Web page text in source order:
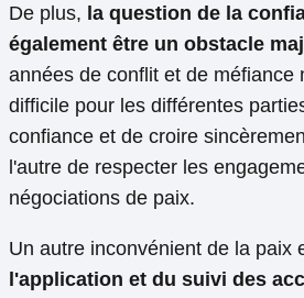
De plus, la question de la
également être un obstacle
années de conflit et de méfiance
difficile pour les différentes
confiance et de croire
l'autre de respecter les
négociations de paix.
Un autre inconvénient de la paix
l'application et du suivi des